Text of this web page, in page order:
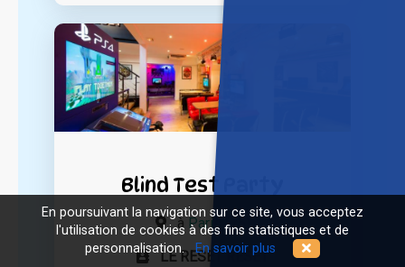
Blind Test Party
à Paris (75)
LE RESET RESET
En poursuivant la navigation sur ce site, vous acceptez
l'utilisation de cookies à des fins statistiques et de
personnalisation.En savoir plus